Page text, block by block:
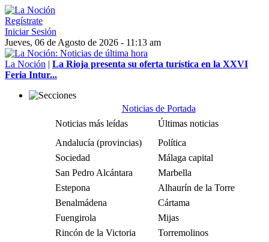
Regístrate
Iniciar Sesión
Jueves, 06 de Agosto de 2026 - 11:13 am
La Noción | La Rioja presenta su oferta turística en la XXVI
Feria Intur...
Noticias de Portada
Noticias más leídas
Últimas noticias
Andalucía (provincias)
Política
Sociedad
Málaga capital
San Pedro Alcántara
Marbella
Estepona
Alhaurín de la Torre
Benalmádena
Cártama
Fuengirola
Mijas
Rincón de la Victoria
Torremolinos